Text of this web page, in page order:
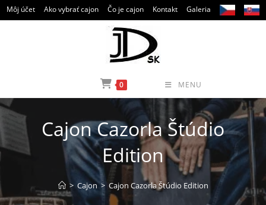
Skip
to
Môj účet Ako vybrať cajon Čo je cajon Kontakt Galeria
0 MENU
Cajon Cazorla Štúdio
Edition
> Cajon > Cajon Cazorla Štúdio Edition